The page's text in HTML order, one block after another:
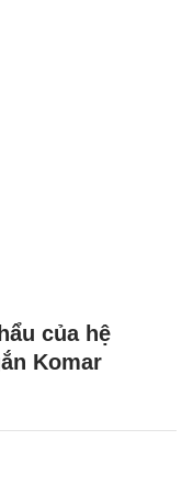
của hệ
Komar